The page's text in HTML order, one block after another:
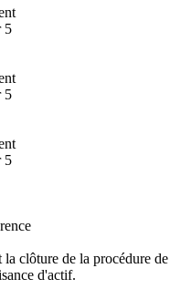
5
5
5
la clôture de la procédure
d'actif.